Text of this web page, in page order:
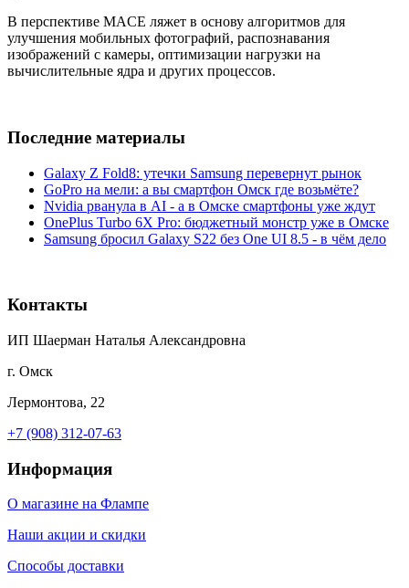
В перспективе MACE ляжет в основу алгоритмов для
улучшения мобильных фотографий, распознавания
изображений с камеры, оптимизации нагрузки на
вычислительные ядра и других процессов.
Последние материалы
Galaxy Z Fold8: утечки Samsung перевернут рынок
GoPro на мели: а вы смартфон Омск где возьмёте?
Nvidia рванула в AI - а в Омске смартфоны уже ждут
OnePlus Turbo 6X Pro: бюджетный монстр уже в Омске
Samsung бросил Galaxy S22 без One UI 8.5 - в чём дело
Контакты
ИП Шаерман Наталья Александровна
г. Омск
Лермонтова, 22
+7 (908) 312-07-63
Информация
О магазине на Флампе
Наши акции и скидки
Способы доставки